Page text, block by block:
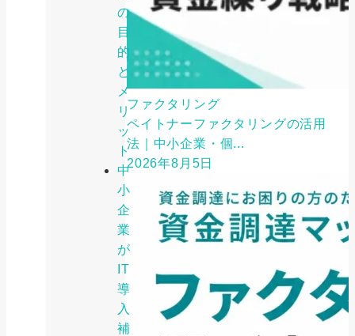
の
目
的
と
メ
リ
ッ
ト
中
小
企
業
が
IT
導
入
補
ファクタリング
ペイトナーファクタリングの活用
法｜中小企業・個...
2026年8月5日